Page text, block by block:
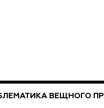
ВЕЩНОГО